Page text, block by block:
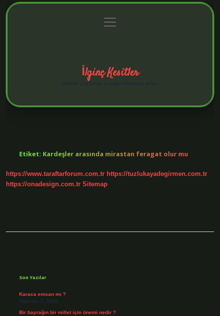
Gizlilik Politikası
menüyü
aç
İlginç Kesitler
Etiket: Kardeşler arasında mirastan feragat olur mu
https://www.taraftarforum.com.tr https://tuzlukayadegirmen.com.tr
https://onadesign.com.tr Sitemap
Son Yazılar
Karaca emsan mı ?
Ağustos 7, 2026
Bir bayrağın bir millet için önemi nedir ?